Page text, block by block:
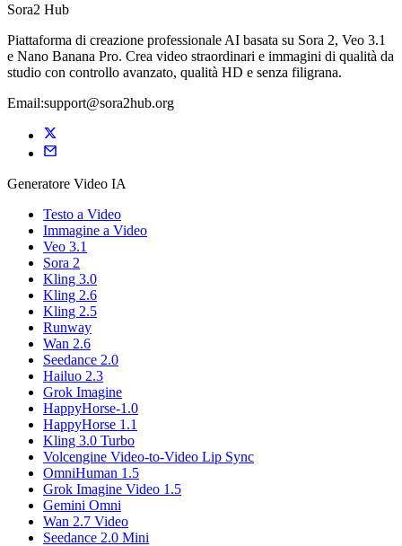
Sora2 Hub
Piattaforma di creazione professionale AI basata su Sora 2, Veo 3.1
e Nano Banana Pro. Crea video straordinari e immagini di qualità da
studio con controllo avanzato, qualità HD e senza filigrana.
Email:support@sora2hub.org
Generatore Video IA
Testo a Video
Immagine a Video
Veo 3.1
Sora 2
Kling 3.0
Kling 2.6
Kling 2.5
Runway
Wan 2.6
Seedance 2.0
Hailuo 2.3
Grok Imagine
HappyHorse-1.0
HappyHorse 1.1
Kling 3.0 Turbo
Volcengine Video-to-Video Lip Sync
OmniHuman 1.5
Grok Imagine Video 1.5
Gemini Omni
Wan 2.7 Video
Seedance 2.0 Mini